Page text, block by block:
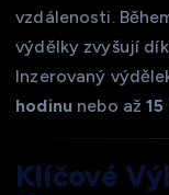
vzdálenosti.
výdělky zvyšují
Inzerovaný
hodinunebo až
Klíčové